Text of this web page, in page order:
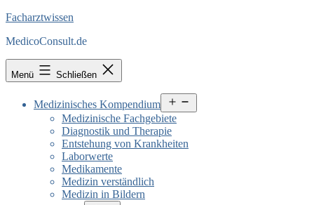
Facharztwissen
MedicoConsult.de
Menü Schließen
Medizinisches Kompendium
öffnen
Medizinische Fachgebiete
Diagnostik und Therapie
Entstehung von Krankheiten
Laborwerte
Medikamente
Medizin verständlich
Medizin in Bildern